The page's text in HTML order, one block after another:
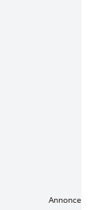
Annonce